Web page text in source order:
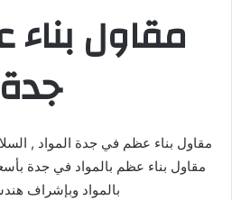
مقاول
جدة
مقاول بناء عظم في جدة المواد ,
بالمواد وبإشراف